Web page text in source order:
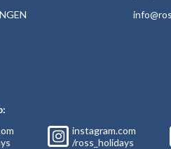
inf
instagram.com
/ross_holidays